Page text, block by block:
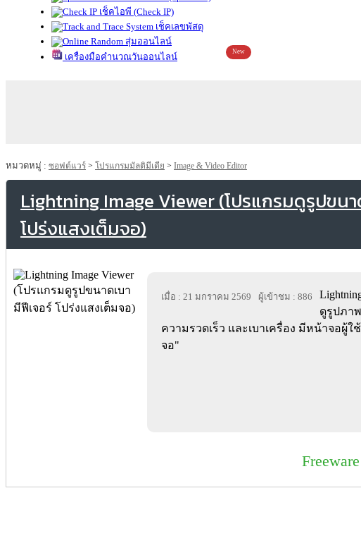
เช็คไอพี (Check IP)
เช็คเลขพัสดุ
สุ่มออนไลน์
เครื่องมือคำนวณวันออนไลน์
New
หมวดหมู่ : ซอฟต์แวร์ > โปรแกรมมัลติมีเดีย > Image & Video Editor
Lightning Image Viewer (โปรแกรมดูรูปขนา
โปร่งแสงเต็มจอ)
เมื่อ : 21 มกราคม 2569 ผู้เข้าชม : 886
ดูรูปภา
ความรวดเร็ว และเบาเครื่อง มีหน้าจอผู้ใ
จอ"
Freeware